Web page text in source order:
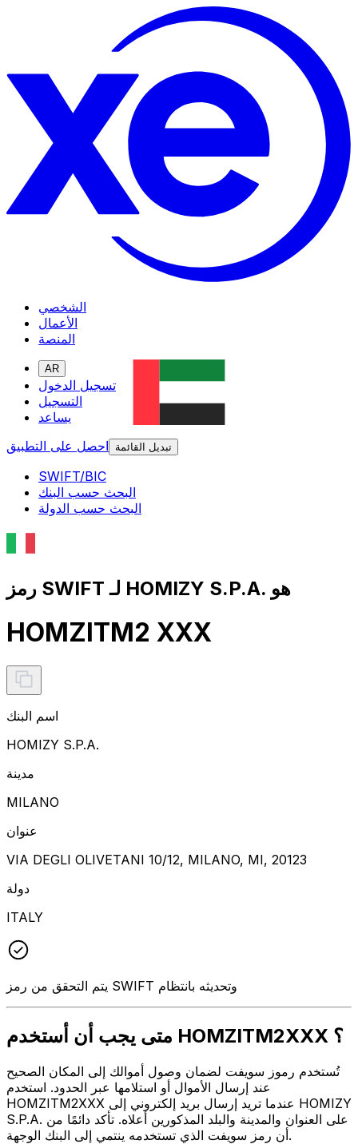
الشخصي
الأعمال
المنصة
AR
تسجيل الدخول
التسجيل
يساعد
احصل على التطبيق
تبديل القائمة
SWIFT/BIC
البحث حسب البنك
البحث حسب الدولة
رمز SWIFT لـ HOMIZY S.P.A. هو
HOMZITM2 XXX
اسم البنك
HOMIZY S.P.A.
مدينة
MILANO
عنوان
VIA DEGLI OLIVETANI 10/12, MILANO, MI, 20123
دولة
ITALY
يتم التحقق من رمز SWIFT وتحديثه بانتظام
متى يجب أن أستخدم HOMZITM2XXX ؟
تُستخدم رموز سويفت لضمان وصول أموالك إلى المكان الصحيح
عند إرسال الأموال أو استلامها عبر الحدود. استخدم
HOMZITM2XXX عندما تريد إرسال بريد إلكتروني إلى HOMIZY
S.P.A. على العنوان والمدينة والبلد المذكورين أعلاه. تأكد دائمًا من
أن رمز سويفت الذي تستخدمه ينتمي إلى البنك الوجهة.